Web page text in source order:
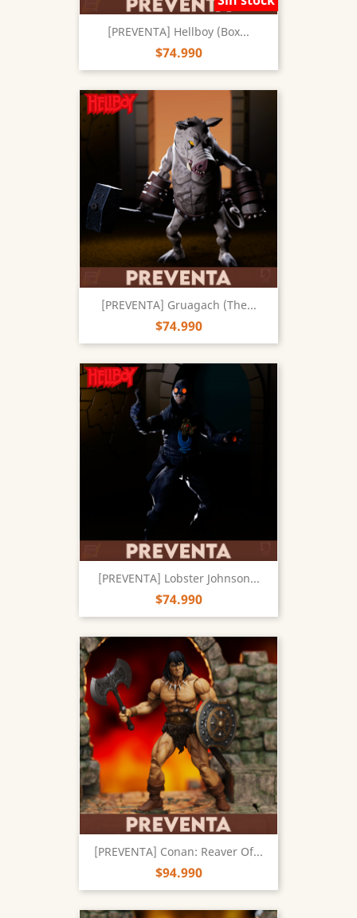
[PREVENTA] Hellboy (Box...
$74.990
[PREVENTA] Gruagach (The...
$74.990
[PREVENTA] Lobster Johnson...
$74.990
[PREVENTA] Conan: Reaver Of...
$94.990